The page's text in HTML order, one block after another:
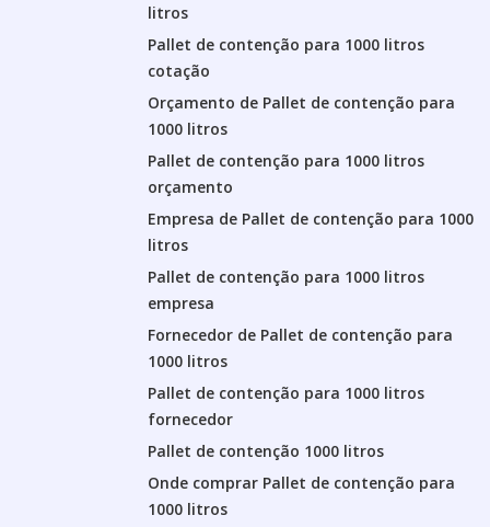
litros
Pallet de contenção para 1000 litros
cotação
Orçamento de Pallet de contenção para
1000 litros
Pallet de contenção para 1000 litros
orçamento
Empresa de Pallet de contenção para 1000
litros
Pallet de contenção para 1000 litros
empresa
Fornecedor de Pallet de contenção para
1000 litros
Pallet de contenção para 1000 litros
fornecedor
Pallet de contenção 1000 litros
Onde comprar Pallet de contenção para
1000 litros